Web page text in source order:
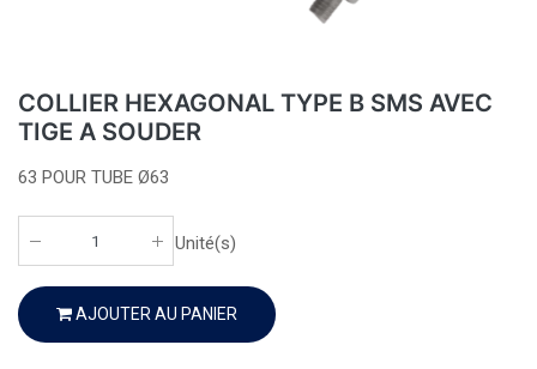
COLLIER HEXAGONAL TYPE B SMS AVEC
TIGE A SOUDER
63 POUR TUBE Ø63
Unité(s)
AJOUTER AU PANIER